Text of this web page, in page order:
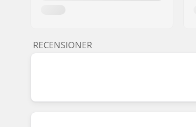
RECENSIONER